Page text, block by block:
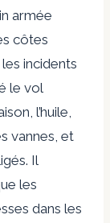
armée
côtes
incidents
le vol
l’huile,
vannes, et
Il
les
dans les